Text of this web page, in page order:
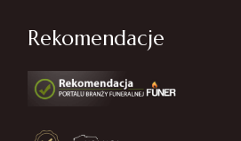
Rekomendacje